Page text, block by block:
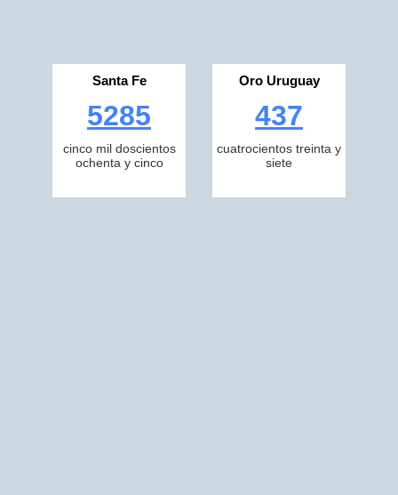
Santa Fe
5285
cinco mil doscientos
ochenta y cinco
Oro Uruguay
437
cuatrocientos treinta y
siete